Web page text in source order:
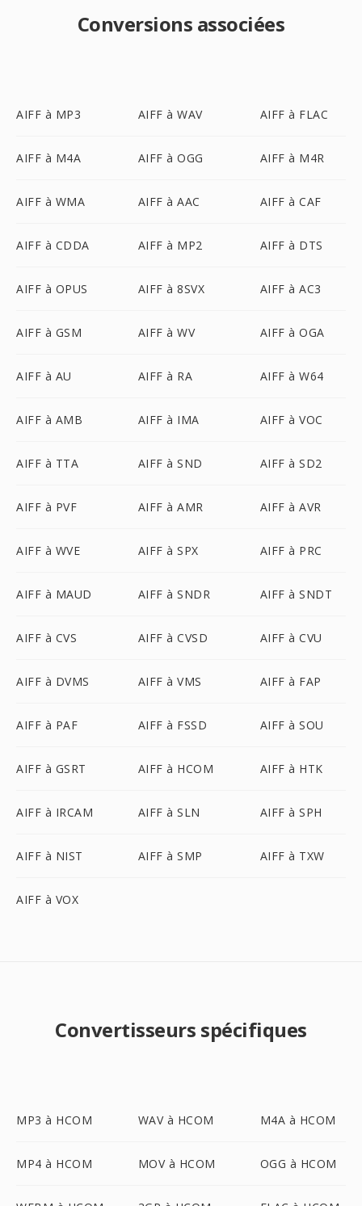
Conversions associées
AIFF à MP3 AIFF à WAV AIFF à FLAC
AIFF à M4A AIFF à OGG AIFF à M4R
AIFF à WMA AIFF à AAC AIFF à CAF
AIFF à CDDA AIFF à MP2 AIFF à DTS
AIFF à OPUS AIFF à 8SVX AIFF à AC3
AIFF à GSM AIFF à WV AIFF à OGA
AIFF à AU AIFF à RA AIFF à W64
AIFF à AMB AIFF à IMA AIFF à VOC
AIFF à TTA AIFF à SND AIFF à SD2
AIFF à PVF AIFF à AMR AIFF à AVR
AIFF à WVE AIFF à SPX AIFF à PRC
AIFF à MAUD AIFF à SNDR AIFF à SNDT
AIFF à CVS AIFF à CVSD AIFF à CVU
AIFF à DVMS AIFF à VMS AIFF à FAP
AIFF à PAF AIFF à FSSD AIFF à SOU
AIFF à GSRT AIFF à HCOM AIFF à HTK
AIFF à IRCAM AIFF à SLN AIFF à SPH
AIFF à NIST AIFF à SMP AIFF à TXW
AIFF à VOX
Convertisseurs spécifiques
MP3 à HCOM WAV à HCOM M4A à HCOM
MP4 à HCOM MOV à HCOM OGG à HCOM